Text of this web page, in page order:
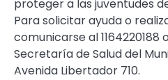
proteger a las juventudes
Para solicitar ayuda o
comunicarse al
Secretaría de Salud del
Avenida Libertador 710.